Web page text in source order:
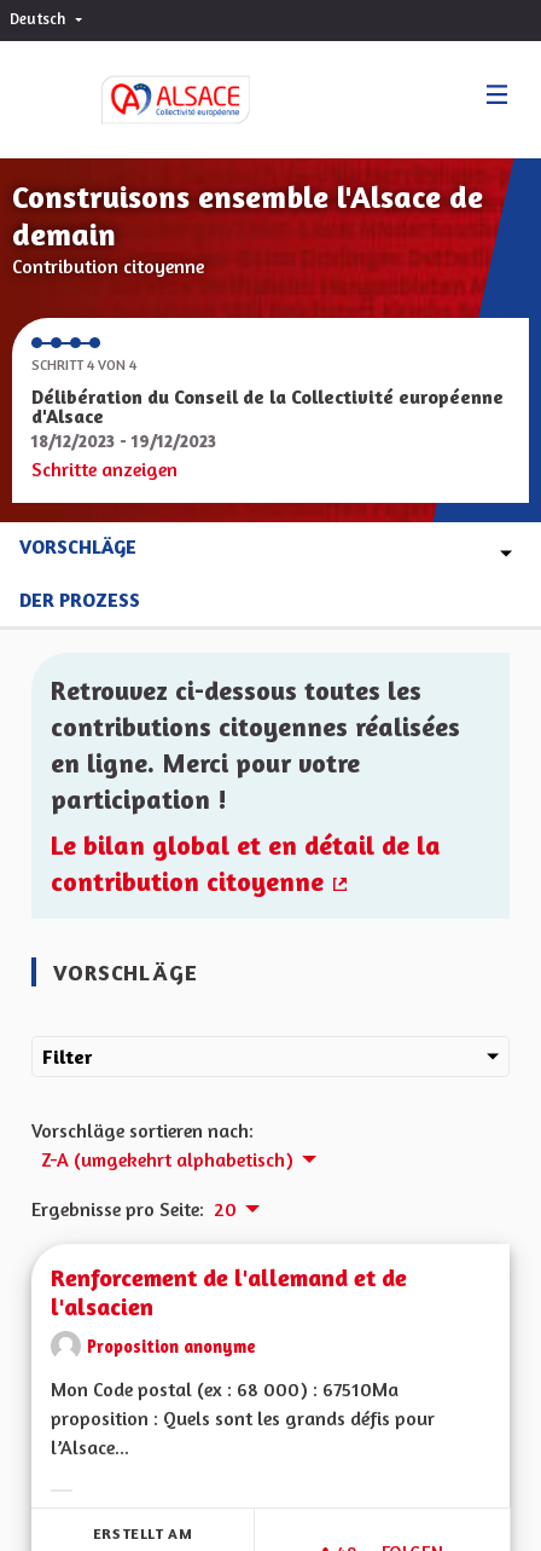
Deutsch Choisir la langue
Construisons ensemble l'Alsace de
demain
Contribution citoyenne
SCHRITT 4 VON 4
Délibération du Conseil de la Collectivité européenne
d'Alsace
18/12/2023 - 19/12/2023
Schritte anzeigen
VORSCHLÄGE
DER PROZESS
Retrouvez ci-dessous toutes les
contributions citoyennes réalisées
en ligne. Merci pour votre
participation !
Le bilan global et en détail de la
contribution citoyenne
VORSCHLÄGE
Filter
Vorschläge sortieren nach:
Z-A (umgekehrt alphabetisch)
Ergebnisse pro Seite: 20
Renforcement de l'allemand et de
l'alsacien
Proposition anonyme
Mon Code postal (ex : 68 000) : 67510Ma
proposition : Quels sont les grands défis pour
l’Alsace...
ERSTELLT AM